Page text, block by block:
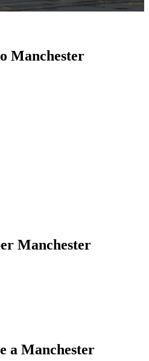
Manchester
Manchester
a Manchester